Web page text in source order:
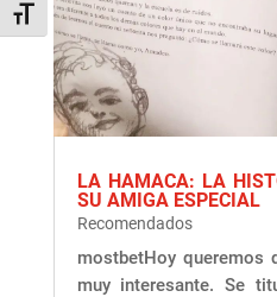
Alternar tamaño de letra
LA HAMACA: LA
SU AMIGA ESPECIAL
Recomendados
mostbetHoy queremos
muy interesante. Se